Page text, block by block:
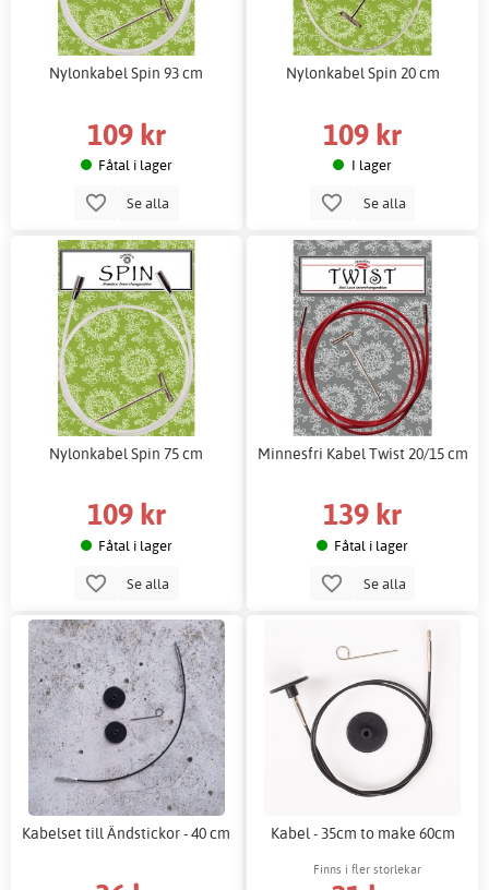
Nylonkabel Spin 93 cm
109 kr
Fåtal i lager
Se alla
Nylonkabel Spin 20 cm
109 kr
I lager
Se alla
Nylonkabel Spin 75 cm
109 kr
Fåtal i lager
Se alla
Minnesfri Kabel Twist 20/15 cm
139 kr
Fåtal i lager
Se alla
Kabelset till Ändstickor - 40 cm Kabel - 35cm to make 60cm
Finns i fler storlekar